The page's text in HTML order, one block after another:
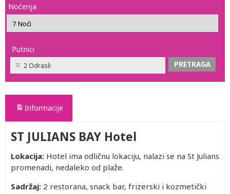
Noćenja
Putnici
2 Odrasli
Informacije
ST JULIANS BAY Hotel
Lokacija: Hotel ima odličnu lokaciju, nalazi se na St Julians
promenadi, nedaleko od plaže.
Sadržaj: 2 restorana, snack bar, frizerski i kozmetički